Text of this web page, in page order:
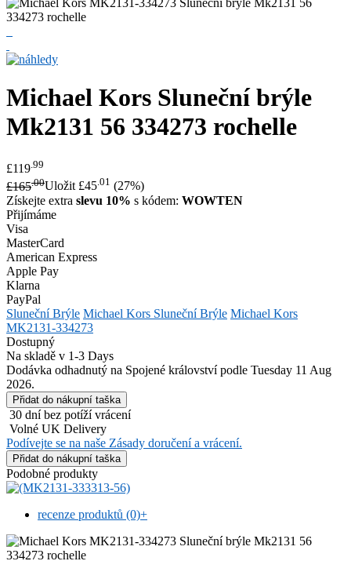
Michael Kors Sluneční brýle
Mk2131 56 334273 rochelle
£119 .99
£165.00Uložit £45.01 (27%)
Získejte extra slevu 10% s kódem: WOWTEN
Přijímáme
Visa
MasterCard
American Express
Apple Pay
Klarna
PayPal
Sluneční Brýle Michael Kors Sluneční Brýle Michael Kors
MK2131-334273
Dostupný
Na skladě v 1-3 Days
Dodávka odhadnutý na Spojené království podle Tuesday 11 Aug
2026.
30 dní bez potíží vrácení
Volné UK Delivery
Podívejte se na naše Zásady doručení a vrácení.
Podobné produkty
recenze produktů (0)+